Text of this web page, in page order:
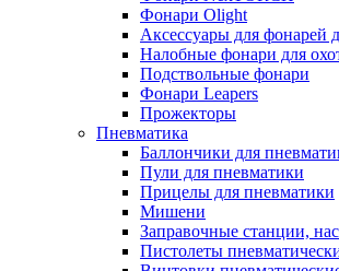
Фонари Olight
Аксессуары для фонарей
Налобные фонари для
Подствольные фонари
Фонари Leapers
Прожекторы
Пневматика
Баллончики для
Пули для пневматики
Прицелы для пневматики
Мишени
Заправочные станции,
Пистолеты